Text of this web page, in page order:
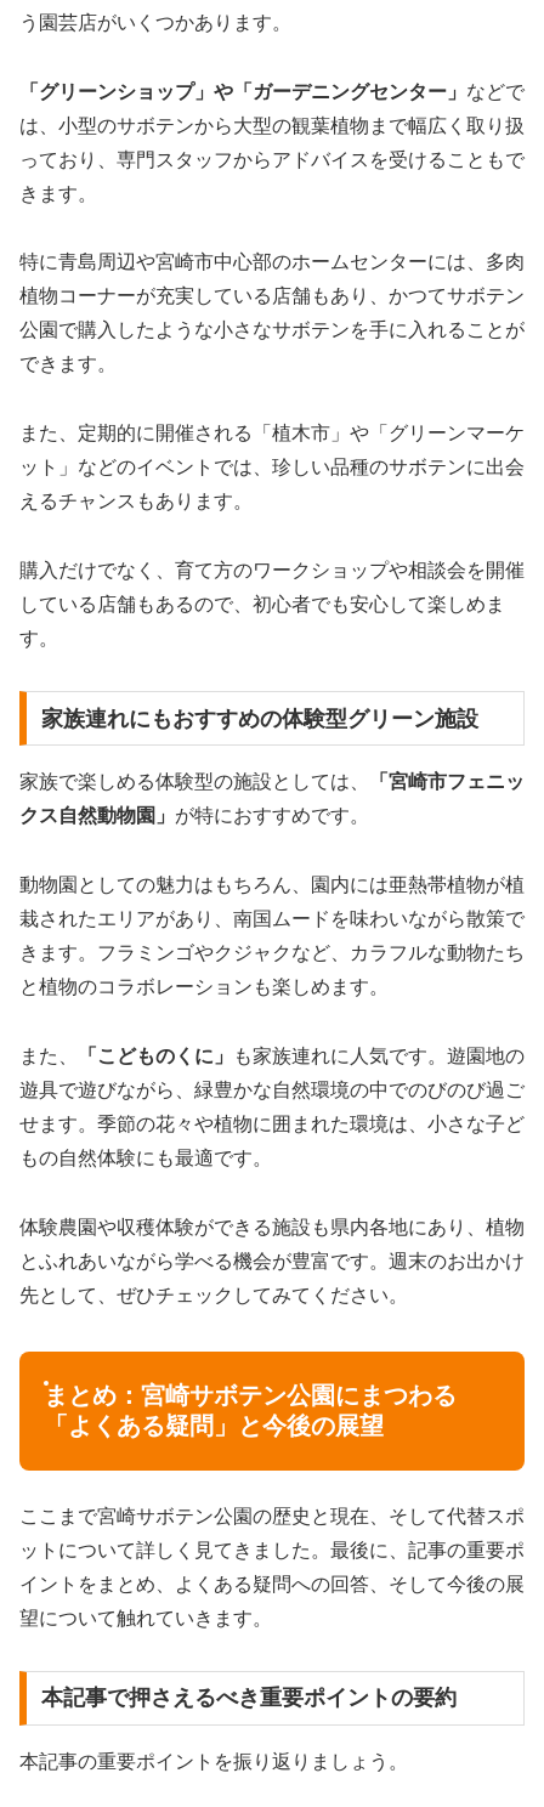
う園芸店がいくつかあります。
「グリーンショップ」や「ガーデニングセンター」 などで
は、小型のサボテンから大型の観葉植物まで幅広く取り扱
っており、専門スタッフからアドバイスを受けることもで
きます。
特に青島周辺や宮崎市中心部のホームセンターには、多肉
植物コーナーが充実している店舗もあり、かつてサボテン
公園で購入したような小さなサボテンを手に入れることが
できます。
また、定期的に開催される「植木市」や「グリーンマーケ
ット」などのイベントでは、珍しい品種のサボテンに出会
えるチャンスもあります。
購入だけでなく、育て方のワークショップや相談会を開催
している店舗もあるので、初心者でも安心して楽しめま
す。
家族連れにもおすすめの体験型グリーン施設
家族で楽しめる体験型の施設としては、
「宮崎市フェニッ
クス自然動物園」 が特におすすめです。
動物園としての魅力はもちろん、園内には亜熱帯植物が植
栽されたエリアがあり、南国ムードを味わいながら散策で
きます。フラミンゴやクジャクなど、カラフルな動物たち
と植物のコラボレーションも楽しめます。
また、 「こどものくに」
も家族連れに人気です。遊園地の
遊具で遊びながら、緑豊かな自然環境の中でのびのび過ご
せます。季節の花々や植物に囲まれた環境は、小さな子ど
もの自然体験にも最適です。
体験農園や収穫体験ができる施設も県内各地にあり、植物
とふれあいながら学べる機会が豊富です。週末のお出かけ
先として、ぜひチェックしてみてください。
まとめ：宮崎サボテン公園にまつわる
「よくある疑問」と今後の展望
ここまで宮崎サボテン公園の歴史と現在、そして代替スポ
ットについて詳しく見てきました。最後に、記事の重要ポ
イントをまとめ、よくある疑問への回答、そして今後の展
望について触れていきます。
本記事で押さえるべき重要ポイントの要約
本記事の重要ポイントを振り返りましょう。